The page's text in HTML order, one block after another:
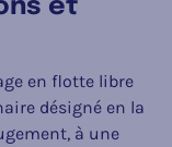
et
en flotte libre
désigné en la
à une